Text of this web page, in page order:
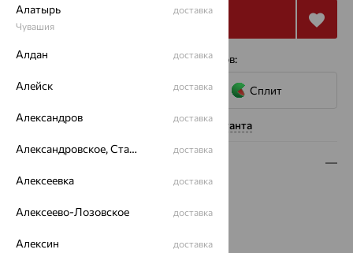
Купить
4 платежа по 2 766 с помощью сервисов:
Сплит
Нужна помощь консультанта
Вес:1.19
Металл:
Алатырь
Чувашия
доставка
Алдан доставка
Алейск доставка
Александров доставка
Александровское, Ставропольский край доставка
Алексеевка доставка
Алексеево-Лозовское доставка
Алексин доставка